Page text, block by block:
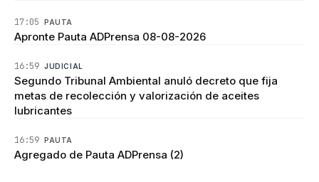
17:05 PAUTA
Apronte Pauta ADPrensa 08-08-2026
16:59 JUDICIAL
Segundo Tribunal Ambiental anuló decreto que fija
metas de recolección y valorización de aceites
lubricantes
16:59 PAUTA
Agregado de Pauta ADPrensa (2)